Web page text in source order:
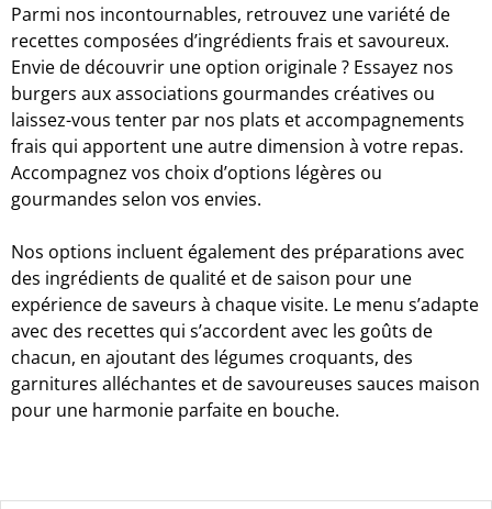
Parmi nos incontournables, retrouvez une variété de
recettes composées d’ingrédients frais et savoureux.
Envie de découvrir une option originale ? Essayez nos
burgers aux associations gourmandes créatives ou
laissez-vous tenter par nos plats et accompagnements
frais qui apportent une autre dimension à votre repas.
Accompagnez vos choix d’options légères ou
gourmandes selon vos envies.
Nos options incluent également des préparations avec
des ingrédients de qualité et de saison pour une
expérience de saveurs à chaque visite. Le menu s’adapte
avec des recettes qui s’accordent avec les goûts de
chacun, en ajoutant des légumes croquants, des
garnitures alléchantes et de savoureuses sauces maison
pour une harmonie parfaite en bouche.